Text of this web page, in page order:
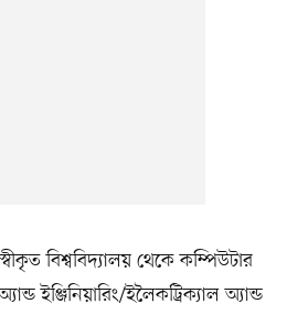
বিশ্ববিদ্যালয় থেকে কম্পিউটার
ইঞ্জিনিয়ারিং/ইলৈকট্রিক্যাল অ্যান্ড